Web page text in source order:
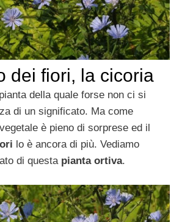
dei fiori, la cicoria
della quale forse non ci si
di un significato. Ma come
è pieno di sorprese ed il
lo è ancora di più. Vediamo
di questa pianta ortiva.